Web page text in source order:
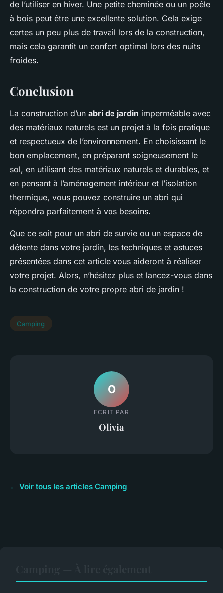
de l’utiliser en hiver. Une petite cheminée ou un poêle
à bois peut être une excellente solution. Cela exige
certes un peu plus de travail lors de la construction,
mais cela garantit un confort optimal lors des nuits
froides.
Conclusion
La construction d’un abri de jardin imperméable avec
des matériaux naturels est un projet à la fois pratique
et respectueux de l’environnement. En choisissant le
bon emplacement, en préparant soigneusement le
sol, en utilisant des matériaux naturels et durables, et
en pensant à l’aménagement intérieur et l’isolation
thermique, vous pouvez construire un abri qui
répondra parfaitement à vos besoins.
Que ce soit pour un abri de survie ou un espace de
détente dans votre jardin, les techniques et astuces
présentées dans cet article vous aideront à réaliser
votre projet. Alors, n’hésitez plus et lancez-vous dans
la construction de votre propre abri de jardin !
Camping
O
ECRIT PAR
Olivia
← Voir tous les articles Camping